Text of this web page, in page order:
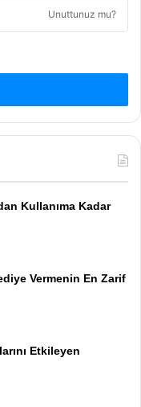
Unuttunuz mu?
Kullanıma Kadar
Vermenin En Zarif
Etkileyen